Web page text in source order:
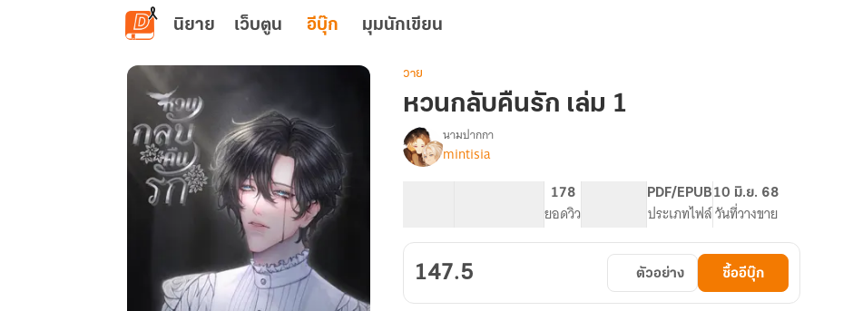
ข้ามไปยังเนื้อหาหลัก
นิยาย เว็บตูน อีบุ๊ก มุมนักเขียน
วาย
หวนกลับคืนรัก เล่ม 1
เรื่อง
หวน
นามปากกา
mintisia
178
ยอดวิว
PDF/EPUB
ประเภทไฟล์
10 มิ.ย. 68
วันที่วางขาย
147.5 ตัวอย่าง ซื้ออีบุ๊ก